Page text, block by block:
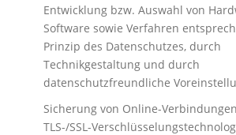
Entwicklung bzw. Auswahl von
Software sowie Verfahren
Prinzip des Datenschutzes, durch
Technikgestaltung und durch
datenschutzfreundliche
Sicherung von Online-
TLS-/SSL-